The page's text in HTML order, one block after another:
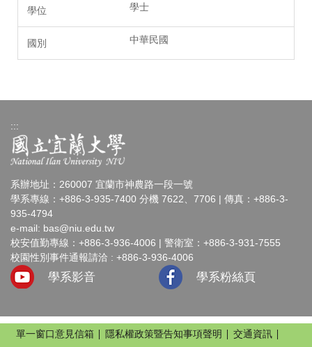
學士
中華民國
:::
系辦地址：260007 宜蘭市神農路一段一號
學系專線：+886-3-935-7400 分機 7622、7706 | 傳真：+886-3-
935-4794
e-mail: bas@niu.edu.tw
校安值勤專線：+886-3-936-4006 | 警衛室：+886-3-931-7555
校園性別事件通報請洽 : +886-3-936-4006
學系影音 學系粉絲頁
單一窗口意見信箱 隱私權政策暨告知事項聲明 交通資訊